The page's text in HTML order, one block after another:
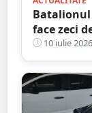
Batalionul
face zeci
10 iulie 2026